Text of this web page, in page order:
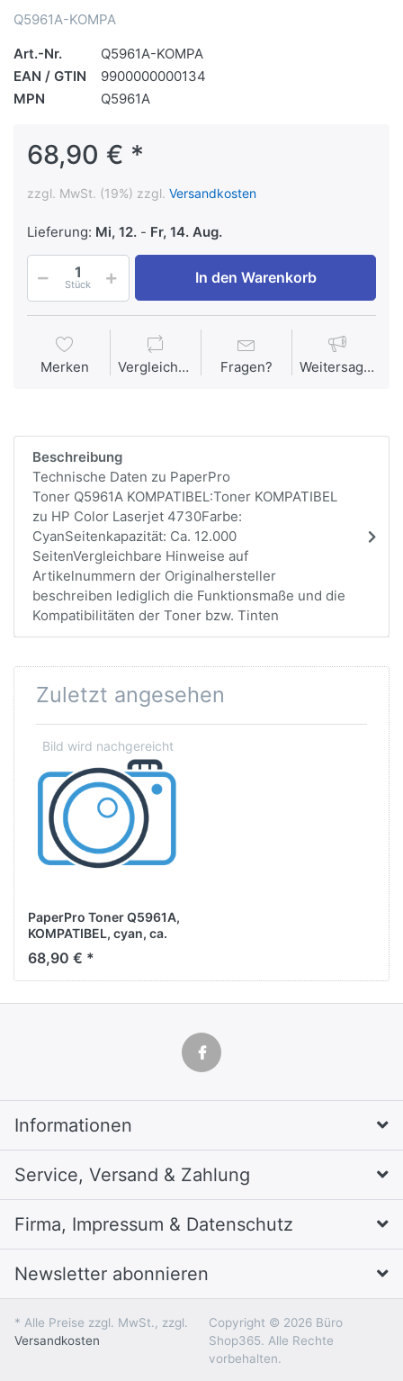
Q5961A-KOMPA
Art.-Nr.
Q5961A-KOMPA
EAN / GTIN
9900000000134
MPN
Q5961A
68,90 € *
zzgl. MwSt. (19%) zzgl. Versandkosten
Lieferung: Mi, 12. - Fr, 14. Aug.
Stück In den Warenkorb
Merken Vergleichen Fragen? Weitersagen
Beschreibung
Technische Daten zu PaperPro
Toner Q5961A KOMPATIBEL:Toner KOMPATIBEL
zu HP Color Laserjet 4730Farbe:
CyanSeitenkapazität: Ca. 12.000
SeitenVergleichbare Hinweise auf
Artikelnummern der Originalhersteller
beschreiben lediglich die Funktionsmaße und die
Kompatibilitäten der Toner bzw. Tinten
Zuletzt angesehen
PaperPro Toner Q5961A,
KOMPATIBEL, cyan, ca.
12.000 Seiten
68,90 € *
Informationen
Service, Versand & Zahlung
Firma, Impressum & Datenschutz
Newsletter abonnieren
* Alle Preise zzgl. MwSt., zzgl.
Versandkosten
Copyright © 2026 Büro
Shop365. Alle Rechte
vorbehalten.